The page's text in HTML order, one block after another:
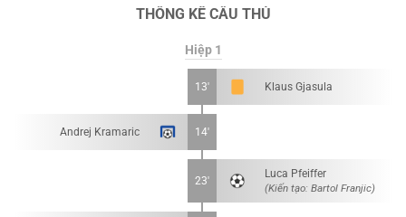
THỐNG KÊ CẦU THỦ
Hiệp 1
13' Klaus Gjasula
Andrej Kramaric 14'
23'
Luca Pfeiffer
(Kiến tạo: Bartol Franjic)